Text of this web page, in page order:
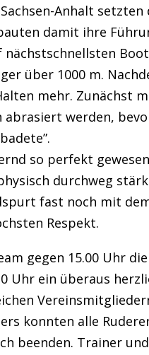
Anhalt
damit ihre
über 1000 m.
mehr. Zunächst
werden,
so perfekt
durchweg
fast noch mit
Respekt.
gegen 15.00 Uhr
Uhr ein überaus
konnten alle
beenden. Trainer